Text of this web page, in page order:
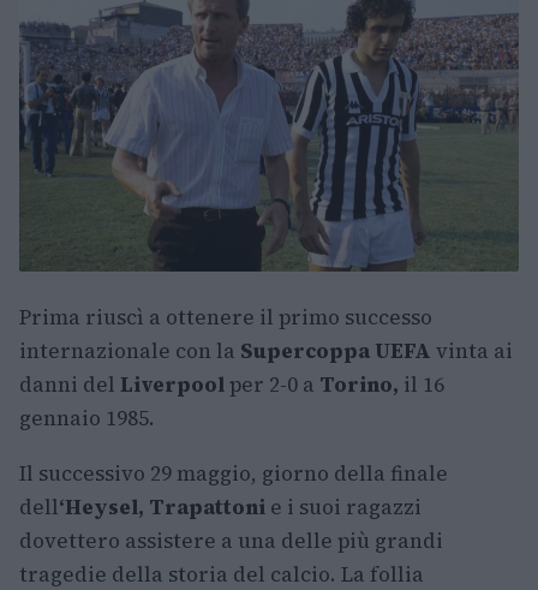
Prima riuscì a ottenere il primo successo
internazionale con la Supercoppa UEFA vinta ai
danni del Liverpoolper 2-0 a Torino, il 16
gennaio 1985.
Il successivo 29 maggio, giorno della finale
dell‘Heysel, Trapattoni e i suoi ragazzi
dovettero assistere a una delle più grandi
tragedie della storia del calcio. La follia